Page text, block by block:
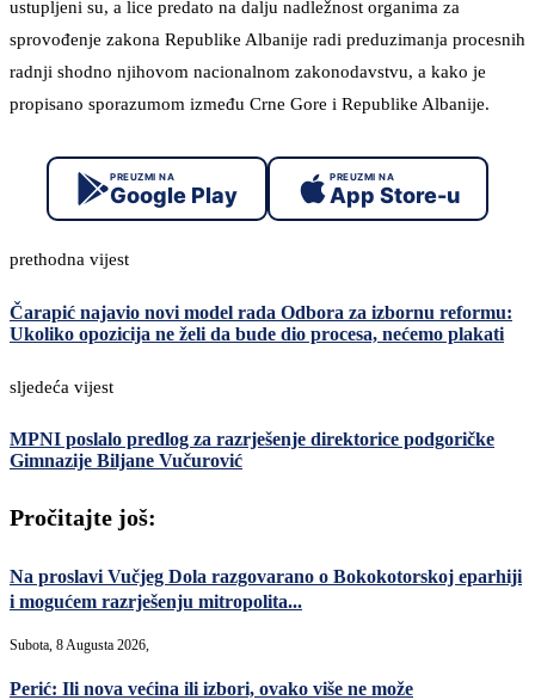
ustupljeni su, a lice predato na dalju nadležnost organima za
sprovođenje zakona Republike Albanije radi preduzimanja procesnih
radnji shodno njihovom nacionalnom zakonodavstvu, a kako je
propisano sporazumom između Crne Gore i Republike Albanije.
PREUZMI NA
Google Play
PREUZMI NA
App Store-u
prethodna vijest
Čarapić najavio novi model rada Odbora za izbornu reformu:
Ukoliko opozicija ne želi da bude dio procesa, nećemo plakati
sljedeća vijest
MPNI poslalo predlog za razrješenje direktorice podgoričke
Gimnazije Biljane Vučurović
Pročitajte još:
Na proslavi Vučjeg Dola razgovarano o Bokokotorskoj eparhiji
i mogućem razrješenju mitropolita...
Subota, 8 Augusta 2026,
Perić: Ili nova većina ili izbori, ovako više ne može